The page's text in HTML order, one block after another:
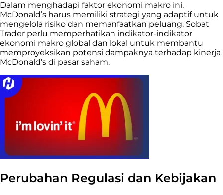
Dalam menghadapi faktor ekonomi makro ini,
McDonald’s harus memiliki strategi yang adaptif untuk
mengelola risiko dan memanfaatkan peluang. Sobat
Trader perlu memperhatikan indikator-indikator
ekonomi makro global dan lokal untuk membantu
memproyeksikan potensi dampaknya terhadap kinerja
McDonald’s di pasar saham.
Perubahan Regulasi dan Kebijakan